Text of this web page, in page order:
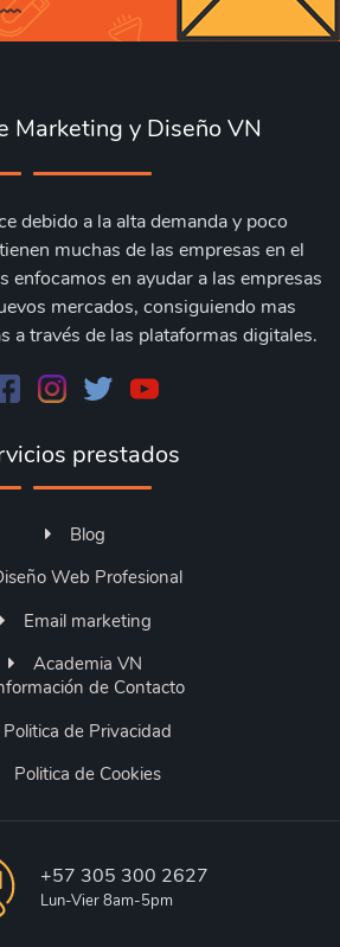
Marketing y Diseño VN
debido a la alta demanda y poco
muchas de las empresas en el
enfocamos en ayudar a las empresas
mercados, consiguiendo mas
a través de las plataformas digitales.
prestados
Blog
Web Profesional
Email marketing
Academia VN
de Contacto
Politica de Privacidad
Politica de Cookies
+57 305 300 2627
Lun-Vier 8am-5pm